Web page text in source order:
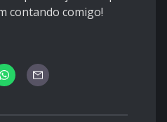
contando comigo!